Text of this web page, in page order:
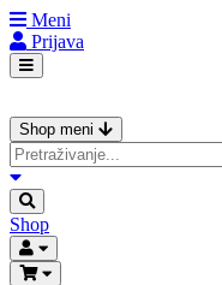
Meni
Prijava
Shop meni
Shop